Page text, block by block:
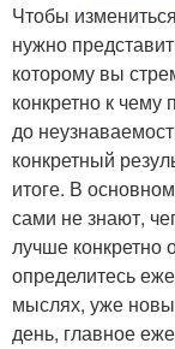
Чтобы
нужно
которому вы
конкретно к
до
конкретный
итоге. В
сами не знают,
лучше конкретно
определитесь
мыслях, уже
день, главное